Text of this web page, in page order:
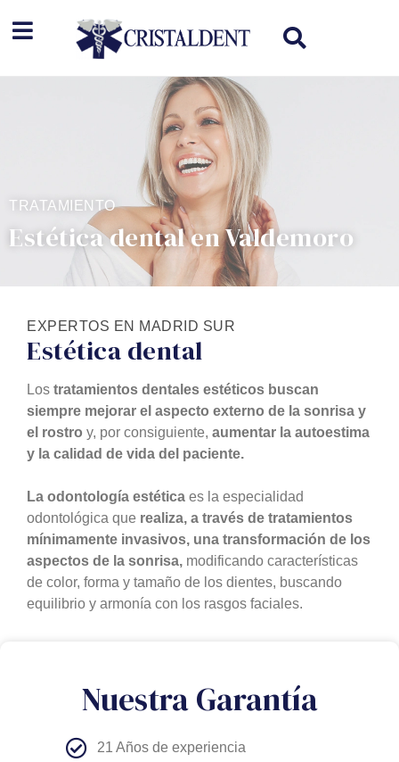
TRATAMIENTO
Estética dental en Valdemoro
EXPERTOS EN MADRID SUR
Estética dental
Los tratamientos dentales estéticos buscan
siempre mejorar el aspecto externo de la sonrisa y
el rostro y, por consiguiente, aumentar la autoestima
y la calidad de vida del paciente.
La odontología estética es la especialidad
odontológica que realiza, a través de tratamientos
mínimamente invasivos, una transformación de los
aspectos de la sonrisa, modificando características
de color, forma y tamaño de los dientes, buscando
equilibrio y armonía con los rasgos faciales.
Nuestra Garantía
21 Años de experiencia